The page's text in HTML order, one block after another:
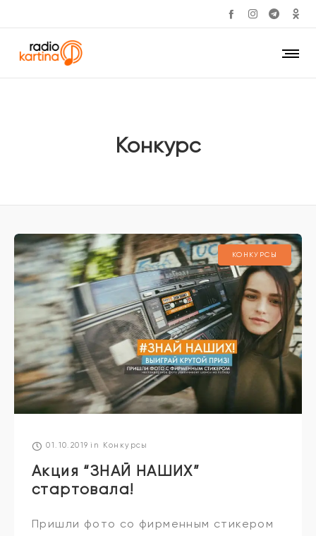
Конкурс
КОНКУРСЫ
01.10.2019 in Конкурсы
Акция “ЗНАЙ НАШИХ”
стартовала!
Пришли фото со фирменным стикером